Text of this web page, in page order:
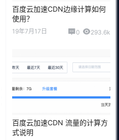
百度云加速CDN边缘计算如何
使用？
19年7月17日 0 293.6k
百度云加速CDN 流量的计算方
式说明